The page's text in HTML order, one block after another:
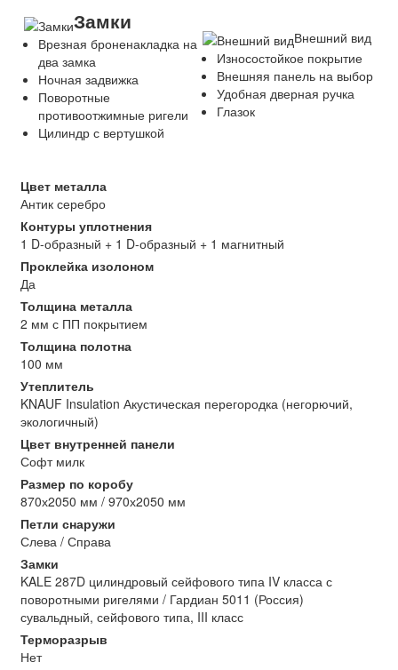
Замки
Врезная броненакладка на
два замка
Ночная задвижка
Поворотные
противоотжимные ригели
Цилиндр с вертушкой
Внешний вид
Износостойкое покрытие
Внешняя панель на выбор
Удобная дверная ручка
Глазок
Цвет металла
Антик серебро
Контуры уплотнения
1 D-образный + 1 D-образный + 1 магнитный
Проклейка изолоном
Да
Толщина металла
2 мм с ПП покрытием
Толщина полотна
100 мм
Утеплитель
KNAUF Insulation Акустическая перегородка (негорючий,
экологичный)
Цвет внутренней панели
Софт милк
Размер по коробу
870х2050 мм / 970х2050 мм
Петли снаружи
Слева / Справа
Замки
KALE 287D цилиндровый сейфового типа IV класса с
поворотными ригелями / Гардиан 5011 (Россия)
сувальдный, сейфового типа, III класс
Терморазрыв
Нет